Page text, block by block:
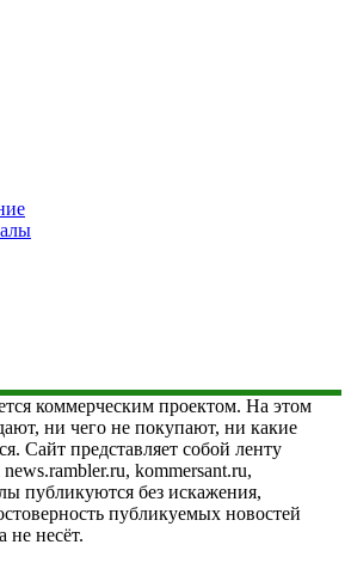
коммерческим проектом. На этом
ни чего не покупают, ни какие
Сайт представляет собой ленту
kommersant.ru,
публикуются без искажения,
публикуемых новостей
не несёт.